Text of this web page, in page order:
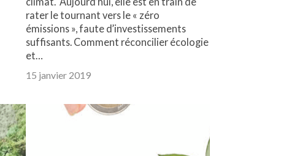
rater le tournant vers le « zéro
émissions », faute d’investissements
suffisants. Comment réconcilier écologie
et…
15 janvier 2019